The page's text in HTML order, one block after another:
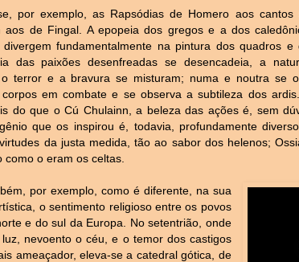
por exemplo, as Rapsódias de Homero aos
aos de Fingal. A epopeia dos gregos e a dos
divergem fundamentalmente na pintura dos quadros
das paixões desenfreadas se desencadeia, a
o terror e a bravura se misturam; numa e noutra se
em combate e se observa a subtileza dos
do que o Cú Chulainn, a beleza das ações é, sem
que os inspirou é, todavia, profundamente
da justa medida, tão ao sabor dos helenos;
como o eram os celtas.
por exemplo, como é diferente, na sua
o sentimento religioso entre os povos
e do sul da Europa. No setentrião, onde
nevoento o céu, e o temor dos castigos
ameaçador, eleva-se a catedral gótica, de